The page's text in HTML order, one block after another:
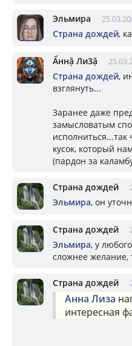
Эльмира
Страна дождей,
Ẩннậ Ли3ặ
Страна дождей,
взглянуть...
Заранее даже
замысловатым
кусок, который
(пардон за
Страна дождей
Эльмира, он
Страна дождей
Эльмира, у
сложнее
Страна дождей
Анна Лиза
интересная